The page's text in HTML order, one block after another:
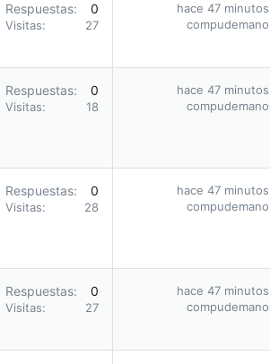
Respuestas 0
Visitas 27
hace 47 minutos
compudemano
Respuestas 0
Visitas 18
hace 47 minutos
compudemano
Respuestas 0
Visitas 28
hace 47 minutos
compudemano
Respuestas 0
Visitas 27
hace 47 minutos
compudemano